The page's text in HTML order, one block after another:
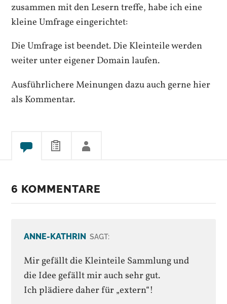
zusammen mit den Lesern treffe, habe ich eine
kleine Umfrage eingerichtet:
Die Umfrage ist beendet. Die Kleinteile werden
weiter unter eigener Domain laufen.
Ausführlichere Meinungen dazu auch gerne hier
als Kommentar.
6 KOMMENTARE
ANNE-KATHRIN SAGT:
Mir gefällt die Kleinteile Sammlung und
die Idee gefällt mir auch sehr gut.
Ich plädiere daher für „extern“!